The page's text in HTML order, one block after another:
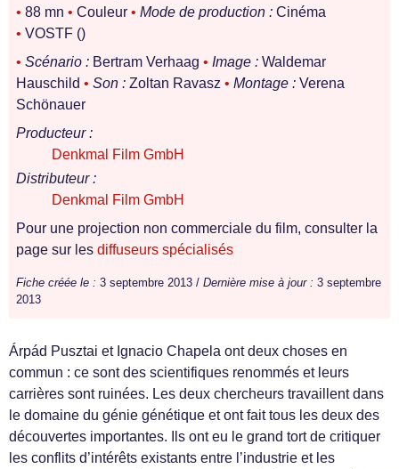
• 88 mn • Couleur • Mode de production : Cinéma
• VOSTF ()
• Scénario : Bertram Verhaag • Image : Waldemar
Hauschild • Son : Zoltan Ravasz • Montage : Verena
Schönauer
Producteur :
Denkmal Film GmbH
Distributeur :
Denkmal Film GmbH
Pour une projection non commerciale du film, consulter la
page sur les diffuseurs spécialisés
Fiche créée le : 3 septembre 2013 / Dernière mise à jour : 3 septembre
2013
Árpád Pusztai et Ignacio Chapela ont deux choses en
commun : ce sont des scientifiques renommés et leurs
carrières sont ruinées. Les deux chercheurs travaillent dans
le domaine du génie génétique et ont fait tous les deux des
découvertes importantes. Ils ont eu le grand tort de critiquer
les conflits d’intérêts existants entre l’industrie et les